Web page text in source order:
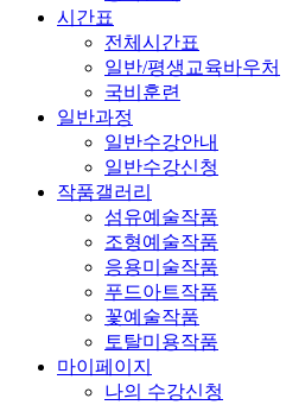
시간표
전체시간표
일반/평생교육바우처
국비훈련
일반과정
일반수강안내
일반수강신청
작품갤러리
섬유예술작품
조형예술작품
응용미술작품
푸드아트작품
꽃예술작품
토탈미용작품
마이페이지
나의 수강신청